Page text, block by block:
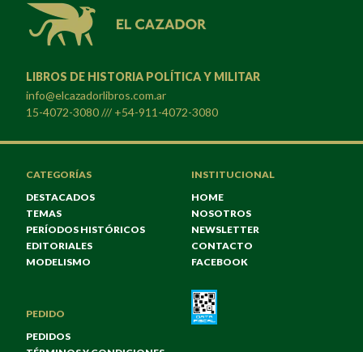
LIBROS DE HISTORIA POLÍTICA Y MILITAR
info@elcazadorlibros.com.ar
15-4072-3080 /// +54-911-4072-3080
CATEGORÍAS
DESTACADOS
TEMAS
PERÍODOS HISTÓRICOS
EDITORIALES
MODELISMO
INSTITUCIONAL
HOME
NOSOTROS
NEWSLETTER
CONTACTO
FACEBOOK
PEDIDO
PEDIDOS